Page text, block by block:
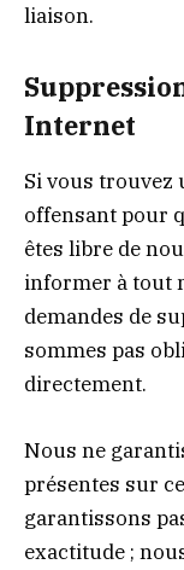
liaison.
Internet
Si vous trouvez
offensant pour
êtes libre de
informer à tout
demandes de
sommes pas
directement.
Nous ne
présentes sur
garantissons
exactitude ;